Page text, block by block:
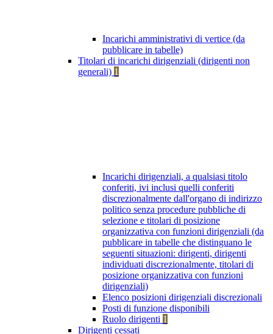
Incarichi amministrativi di vertice (da
pubblicare in tabelle)
Titolari di incarichi dirigenziali (dirigenti non
generali) 1
Incarichi dirigenziali, a qualsiasi titolo
conferiti, ivi inclusi quelli conferiti
discrezionalmente dall'organo di indirizzo
politico senza procedure pubbliche di
selezione e titolari di posizione
organizzativa con funzioni dirigenziali (da
pubblicare in tabelle che distinguano le
seguenti situazioni: dirigenti, dirigenti
individuati discrezionalmente, titolari di
posizione organizzativa con funzioni
dirigenziali)
Elenco posizioni dirigenziali discrezionali
Posti di funzione disponibili
Ruolo dirigenti 1
Dirigenti cessati